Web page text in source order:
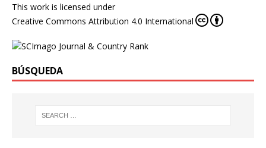
This work is licensed under
Creative Commons Attribution 4.0 International
BÚSQUEDA